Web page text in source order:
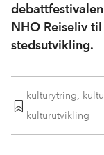
NHO Reiseliv
stedsutvikling.
kulturytring,
kulturutvikling